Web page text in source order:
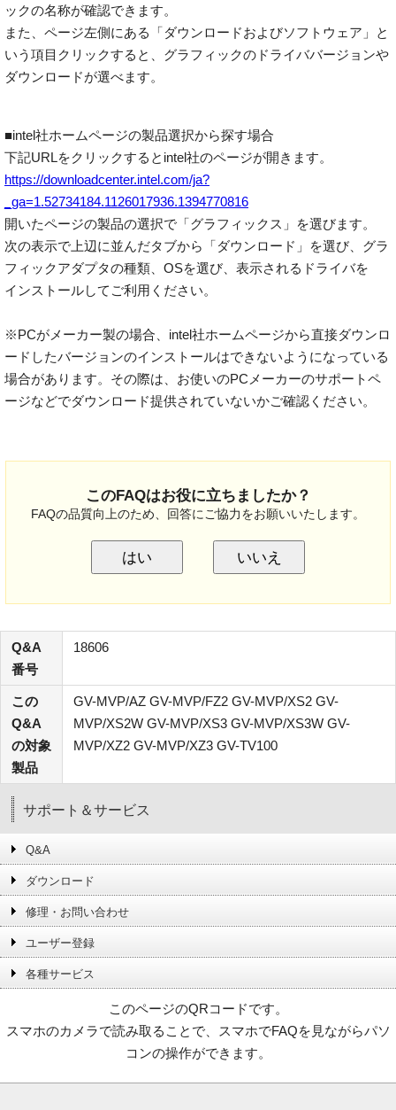
ックの名称が確認できます。
また、ページ左側にある「ダウンロードおよびソフトウェア」と
いう項目クリックすると、グラフィックのドライババージョンや
ダウンロードが選べます。
■intel社ホームページの製品選択から探す場合
下記URLをクリックするとintel社のページが開きます。
https://downloadcenter.intel.com/ja?
_ga=1.52734184.1126017936.1394770816
開いたページの製品の選択で「グラフィックス」を選びます。
次の表示で上辺に並んだタブから「ダウンロード」を選び、グラ
フィックアダプタの種類、OSを選び、表示されるドライバを
インストールしてご利用ください。
※PCがメーカー製の場合、intel社ホームページから直接ダウンロ
ードしたバージョンのインストールはできないようになっている
場合があります。その際は、お使いのPCメーカーのサポートペ
ージなどでダウンロード提供されていないかご確認ください。
このFAQはお役に立ちましたか？
FAQの品質向上のため、回答にご協力をお願いいたします。
はい いいえ
Q&A
番号
18606
この
Q&A
の対象
製品
GV-MVP/AZ GV-MVP/FZ2 GV-MVP/XS2 GV-
MVP/XS2W GV-MVP/XS3 GV-MVP/XS3W GV-
MVP/XZ2 GV-MVP/XZ3 GV-TV100
サポート＆サービス
Q&A
ダウンロード
修理・お問い合わせ
ユーザー登録
各種サービス
このページのQRコードです。
スマホのカメラで読み取ることで、スマホでFAQを見ながらパソ
コンの操作ができます。